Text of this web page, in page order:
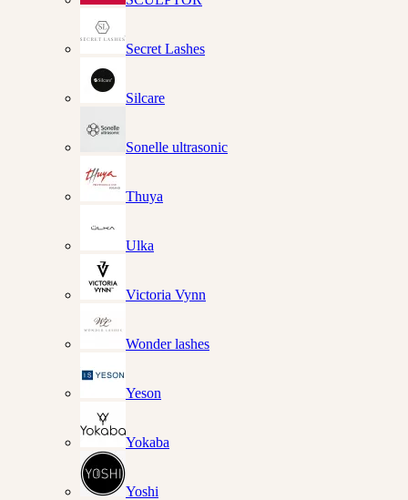
Secret Lashes
Silcare
Sonelle ultrasonic
Thuya
Ulka
Victoria Vynn
Wonder lashes
Yeson
Yokaba
Yoshi